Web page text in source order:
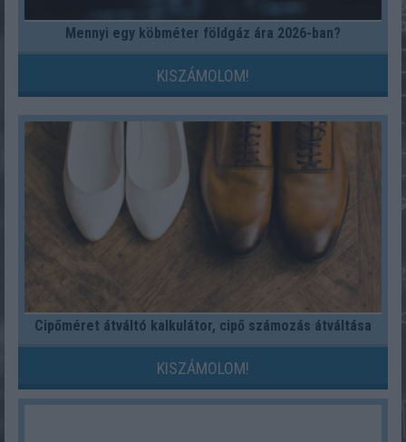
Mennyi egy köbméter földgáz ára 2026-ban?
KISZÁMOLOM!
Cipőméret átváltó kalkulátor, cipő számozás átváltása
KISZÁMOLOM!